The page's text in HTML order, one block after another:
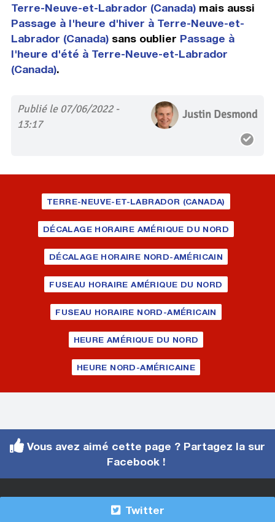
Terre-Neuve-et-Labrador (Canada)mais aussi
Passage à l'heure d'hiver à Terre-Neuve-et-
Labrador (Canada)sans oublier Passage à
l'heure d'été à Terre-Neuve-et-Labrador
(Canada).
Publié le 07/06/2022 -
13:17
Justin Desmond
TERRE-NEUVE-ET-LABRADOR (CANADA)
DÉCALAGE HORAIRE AMÉRIQUE DU NORD
DÉCALAGE HORAIRE NORD-AMÉRICAIN
FUSEAU HORAIRE AMÉRIQUE DU NORD
FUSEAU HORAIRE NORD-AMÉRICAIN
HEURE AMÉRIQUE DU NORD
HEURE NORD-AMÉRICAINE
Vous avez aimé cette page ? Partagez la sur
Facebook !
Twitter